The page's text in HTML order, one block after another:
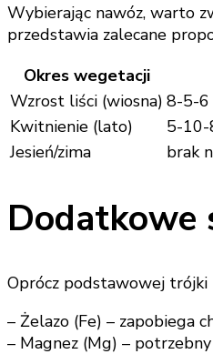
Wybierając nawóz, warto
przedstawia zalecane
Okres wegetacji
Wzrost liści (wiosna) 8-5-6
Kwitnienie (lato)
5-
Jesień/zima
brak
Dodatkowe
Oprócz podstawowej trójki
– Żelazo (Fe) – zapobiega
– Magnez (Mg) –